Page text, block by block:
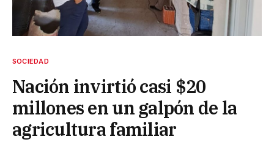
SOCIEDAD
Nación invirtió casi $20
millones en un galpón de la
agricultura familiar